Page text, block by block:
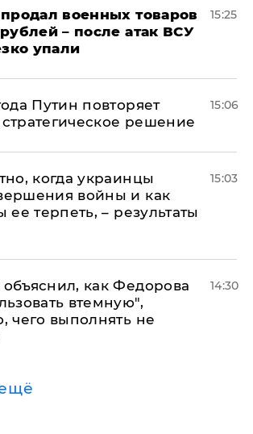
военных товаров
– после атак ВСУ
упали
15:25
Путин повторяет
решение
15:06
когда украинцы
войны и как
ее терпеть, – результаты
15:03
как Федорова
втемную",
чего выполнять не
14:30